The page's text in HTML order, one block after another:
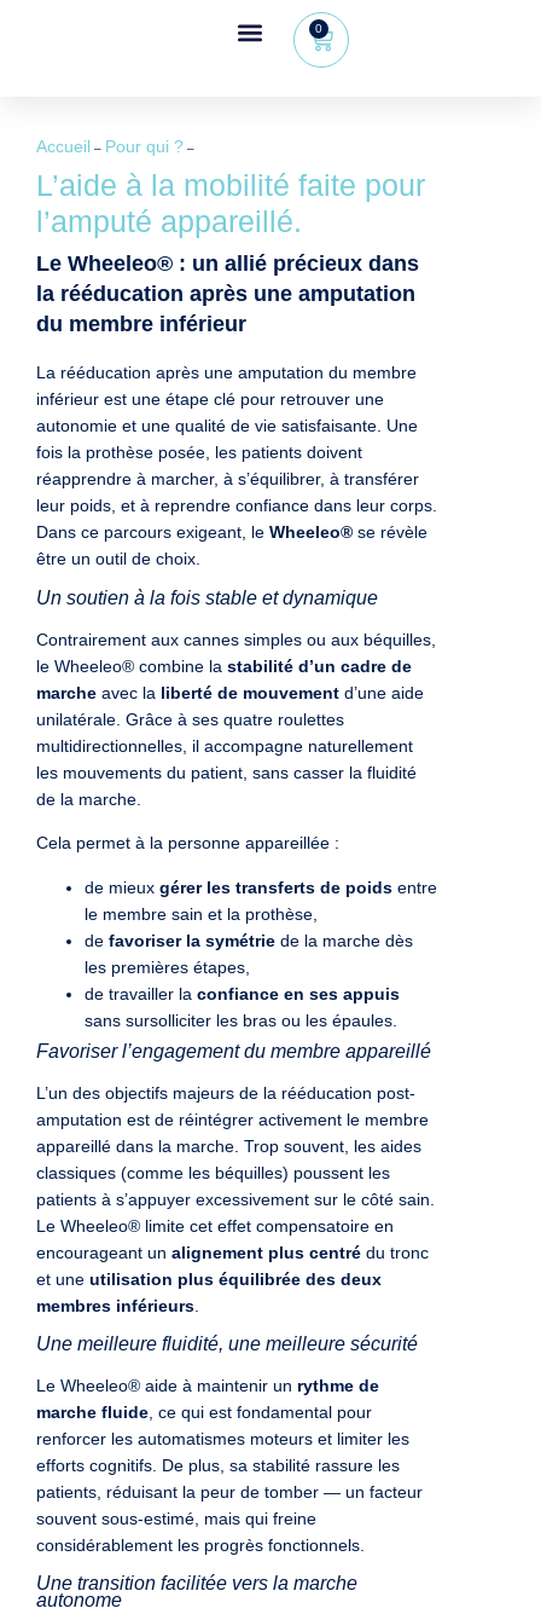
0
Accueil – Pour qui ? –
L’aide à la mobilité faite pour
l’amputé appareillé.
Le Wheeleo® : un allié précieux dans
la rééducation après une amputation
du membre inférieur
La rééducation après une amputation du membre
inférieur est une étape clé pour retrouver une
autonomie et une qualité de vie satisfaisante. Une
fois la prothèse posée, les patients doivent
réapprendre à marcher, à s’équilibrer, à transférer
leur poids, et à reprendre confiance dans leur corps.
Dans ce parcours exigeant, le Wheeleo® se révèle
être un outil de choix.
Un soutien à la fois stable et dynamique
Contrairement aux cannes simples ou aux béquilles,
le Wheeleo® combine la stabilité d’un cadre de
marche avec la liberté de mouvement d’une aide
unilatérale. Grâce à ses quatre roulettes
multidirectionnelles, il accompagne naturellement
les mouvements du patient, sans casser la fluidité
de la marche.
Cela permet à la personne appareillée :
de mieux gérer les transferts de poids entre
le membre sain et la prothèse,
de favoriser la symétrie de la marche dès
les premières étapes,
de travailler la confiance en ses appuis
sans sursolliciter les bras ou les épaules.
Favoriser l’engagement du membre appareillé
L’un des objectifs majeurs de la rééducation post-
amputation est de réintégrer activement le membre
appareillé dans la marche. Trop souvent, les aides
classiques (comme les béquilles) poussent les
patients à s’appuyer excessivement sur le côté sain.
Le Wheeleo® limite cet effet compensatoire en
encourageant un alignement plus centré du tronc
et une utilisation plus équilibrée des deux
membres inférieurs
Une meilleure fluidité, une meilleure sécurité
Le Wheeleo® aide à maintenir un rythme de
marche fluide , ce qui est fondamental pour
renforcer les automatismes moteurs et limiter les
efforts cognitifs. De plus, sa stabilité rassure les
patients, réduisant la peur de tomber — un facteur
souvent sous-estimé, mais qui freine
considérablement les progrès fonctionnels.
Une transition facilitée vers la marche
autonome